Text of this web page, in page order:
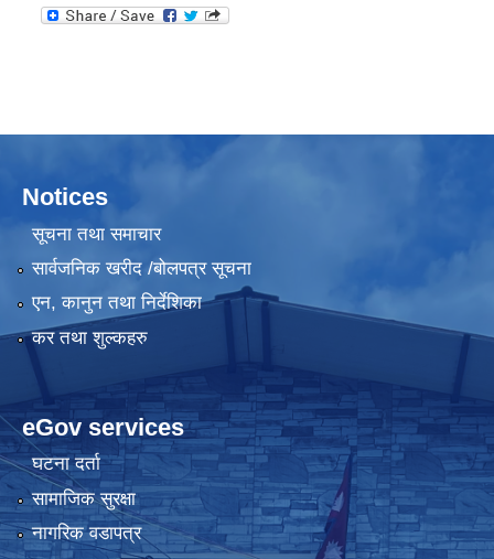
Notices
सूचना तथा समाचार
सार्वजनिक खरीद /बोलपत्र सूचना
एन, कानुन तथा निर्देशिका
कर तथा शुल्कहरु
eGov services
घटना दर्ता
सामाजिक सुरक्षा
नागरिक वडापत्र